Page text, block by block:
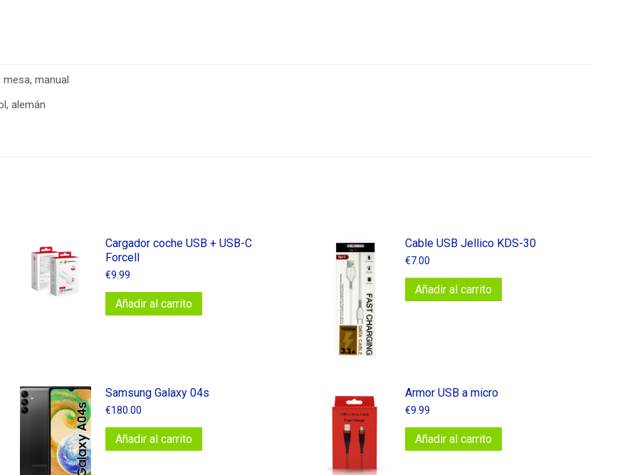
manual
alemán
Cargador coche USB + USB-C
Forcell
€9.99
Añadir al carrito
Cable USB Jellico KDS-30
€7.00
Añadir al carrito
Samsung Galaxy 04s
€180.00
Añadir al carrito
Armor USB a micro
€9.99
Añadir al carrito